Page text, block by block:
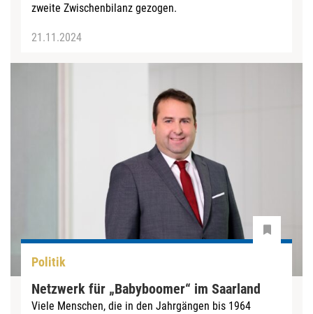
zweite Zwischenbilanz gezogen.
21.11.2024
Politik
Netzwerk für „Babyboomer“ im Saarland
Viele Menschen, die in den Jahrgängen bis 1964